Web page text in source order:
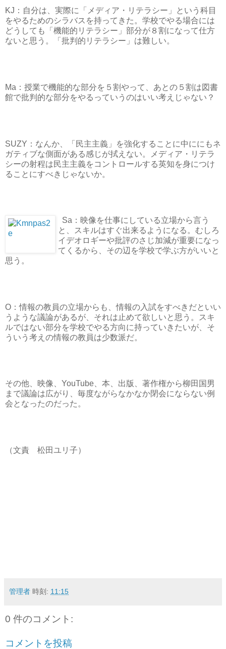
KJ：自分は、実際に「メディア・リテラシー」という科目
をやるためのシラバスを持ってきた。学校でやる場合には
どうしても「機能的リテラシー」部分が８割になって仕方
ないと思う。「批判的リテラシー」は難しい。
Ma：授業で機能的な部分を５割やって、あとの５割は図書
館で批判的な部分をやるっていうのはいい考えじゃない？
SUZY：なんか、「民主主義」を強化することに中ににもネ
ガティブな側面がある感じが拭えない。メディア・リテラ
シーの射程は民主主義をコントロールする英知を身につけ
ることにすべきじゃないか。
Sa：映像を仕事にしている立場から言う
と、スキルはすぐ出来るようになる。むしろ
イデオロギーや批評のさじ加減が重要になっ
てくるから、その辺を学校で学ぶ方がいいと
思う。
O：情報の教員の立場からも、情報の入試をすべきだといい
うような議論があるが、それは止めて欲しいと思う。スキ
ルではない部分を学校でやる方向に持っていきたいが、そ
ういう考えの情報の教員は少数派だ。
その他、映像、YouTube、本、出版、著作権から柳田国男
まで議論は広がり、毎度ながらなかなか閉会にならない例
会となったのだった。
（文責 松田ユリ子）
管理者 時刻: 11:15
0 件のコメント:
コメントを投稿